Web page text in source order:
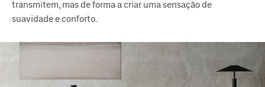
transmitem, mas de forma a criar uma sensação de
suavidade e conforto.